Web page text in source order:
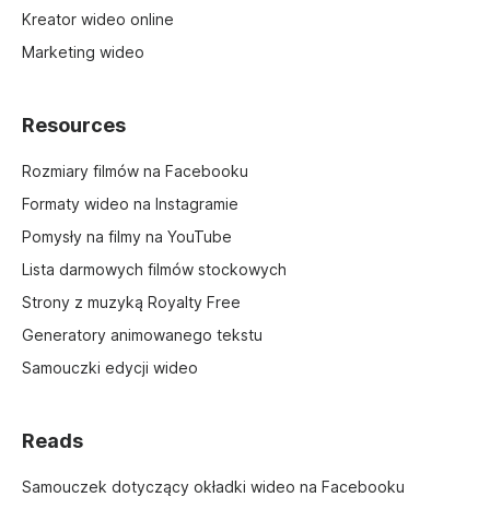
Kreator wideo online
Marketing wideo
Resources
Rozmiary filmów na Facebooku
Formaty wideo na Instagramie
Pomysły na filmy na YouTube
Lista darmowych filmów stockowych
Strony z muzyką Royalty Free
Generatory animowanego tekstu
Samouczki edycji wideo
Reads
Samouczek dotyczący okładki wideo na Facebooku